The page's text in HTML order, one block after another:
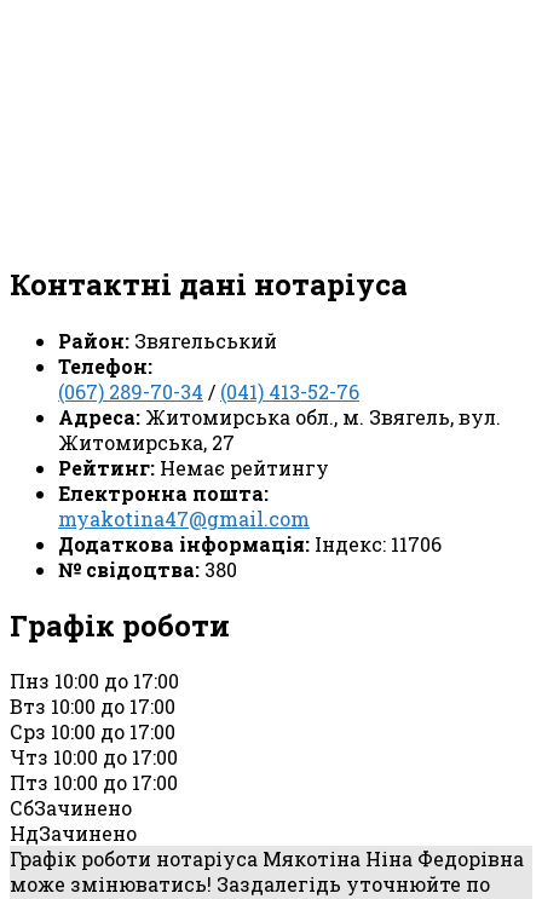
Контактні дані нотаріуса
Район: Звягельський
Телефон:
(067) 289-70-34 / (041) 413-52-76
Адреса: Житомирська обл., м. Звягель, вул.
Житомирська, 27
Рейтинг: Немає рейтингу
Електронна пошта:
myakotina47@gmail.com
Додаткова інформація: Індекс: 11706
№ свідоцтва: 380
Графік роботи
Пнз 10:00 до 17:00
Втз 10:00 до 17:00
Срз 10:00 до 17:00
Чтз 10:00 до 17:00
Птз 10:00 до 17:00
СбЗачинено
НдЗачинено
Графік роботи нотаріуса Мякотіна Ніна Федорівна
може змінюватись! Заздалегідь уточнюйте по